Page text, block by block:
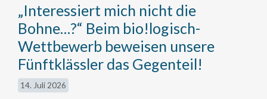
„Interessiert mich nicht die
Bohne…?“ Beim bio!logisch-
Wettbewerb beweisen unsere
Fünftklässler das Gegenteil!
14. Juli 2026